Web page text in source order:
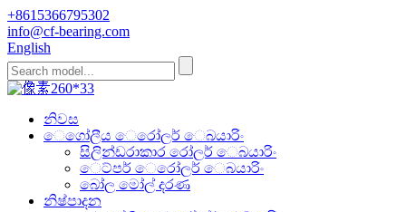
+8615366795302
info@cf-bearing.com
English
නිවස
ෙගෝලීය ෙරෝලර් ෙබයාරිං
සිලින්ඩරාකාර රෝලර් ෙබයාරිං
ෙට්පර් ෙරෝලර් ෙබයාරිං
බෝල මෝල් දරණ
නිෂ්පාදන